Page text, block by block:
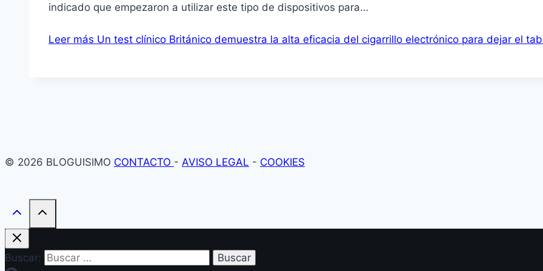
indicado que empezaron a utilizar este tipo de dispositivos para…
Leer más Un test clínico Británico demuestra la alta eficacia del cigarrillo electrónico para dejar el
© 2026 BLOGUISIMO CONTACTO - AVISO LEGAL - COOKIES
Buscar: